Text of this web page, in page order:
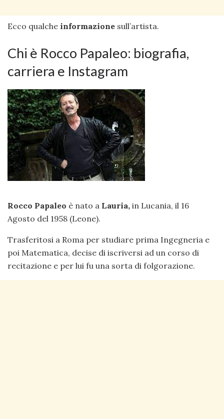
Ecco qualche informazione sull’artista.
Chi è Rocco Papaleo: biografia,
carriera e Instagram
Rocco Papaleo è nato a Lauria, in Lucania, il 16
Agosto del 1958 (Leone).
Trasferitosi a Roma per studiare prima Ingegneria e
poi Matematica, decise di iscriversi ad un corso di
recitazione e per lui fu una sorta di folgorazione.